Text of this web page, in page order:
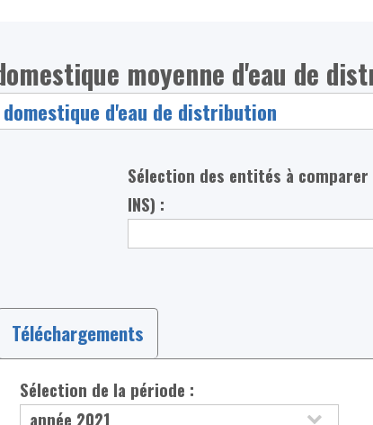
moyenne d'eau de
Sélection des entités à comparer
INS) :
Téléchargements
Sélection de la période :